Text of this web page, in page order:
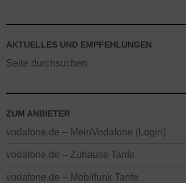
AKTUELLES UND EMPFEHLUNGEN
Seite durchsuchen
ZUM ANBIETER
vodafone.de – MeinVodafone (Login)
vodafone.de – Zuhause Tarife
vodafone.de – Mobilfunk Tarife